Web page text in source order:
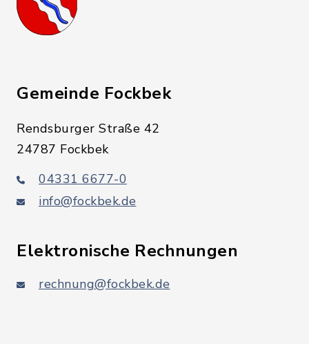
Gemeinde Fockbek
Rendsburger Straße 42
24787 Fockbek
04331 6677-0
info@fockbek.de
Elektronische Rechnungen
rechnung@fockbek.de